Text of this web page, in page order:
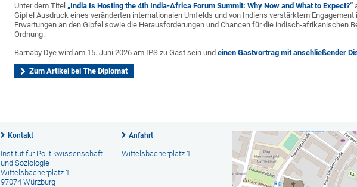
Unter dem Titel „India Is Hosting the 4th India-Africa Forum Summit: Why Now and What to Expect?“
Gipfel Ausdruck eines veränderten internationalen Umfelds und von Indiens verstärktem
Erwartungen an den Gipfel sowie die Herausforderungen und Chancen für die indisch-afrikanischen
Ordnung.
Barnaby Dye wird am 15. Juni 2026 am IPS zu Gast sein undeinen Gastvortrag mit anschließender
Zum Artikel bei The Diplomat
Kontakt
Institut für Politikwissenschaft
und Soziologie
Wittelsbacherplatz 1
97074 Würzburg
Anfahrt
Wittelsbacherplatz 1